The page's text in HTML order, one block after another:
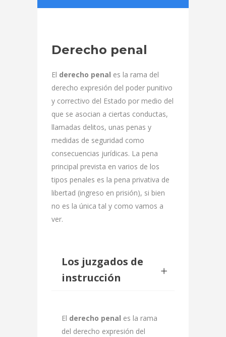
Derecho penal
El derecho penal es la rama del
derecho expresión del poder punitivo
y correctivo del Estado por medio del
que se asocian a ciertas conductas,
llamadas delitos, unas penas y
medidas de seguridad como
consecuencias jurídicas. La pena
principal prevista en varios de los
tipos penales es la pena privativa de
libertad (ingreso en prisión), si bien
no es la única tal y como vamos a
ver.
Los juzgados de
instrucción
El derecho penal es la rama
del derecho expresión del